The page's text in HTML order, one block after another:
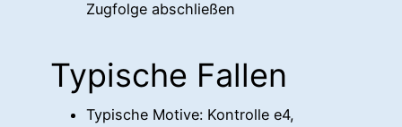
Zugfolge abschließen
Typische Fallen
Typische Motive: Kontrolle e4,